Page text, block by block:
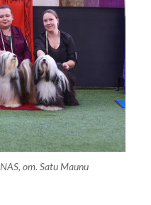
om. Satu Maunu